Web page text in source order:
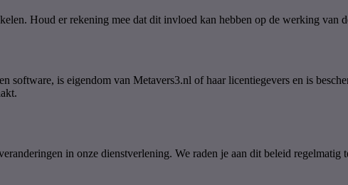
Houd er rekening mee dat dit invloed kan hebben op de werking van
software, is eigendom van Metavers3.nl of haar licentiegevers en is
in onze dienstverlening. We raden je aan dit beleid regelmatig